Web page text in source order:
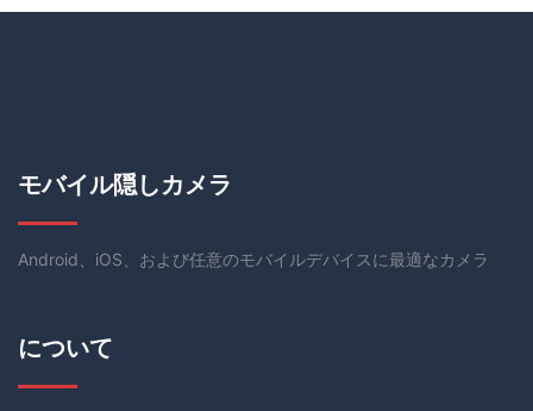
モバイル隠しカメラ
Android、iOS、および任意のモバイルデバイスに最適なカメラ
について